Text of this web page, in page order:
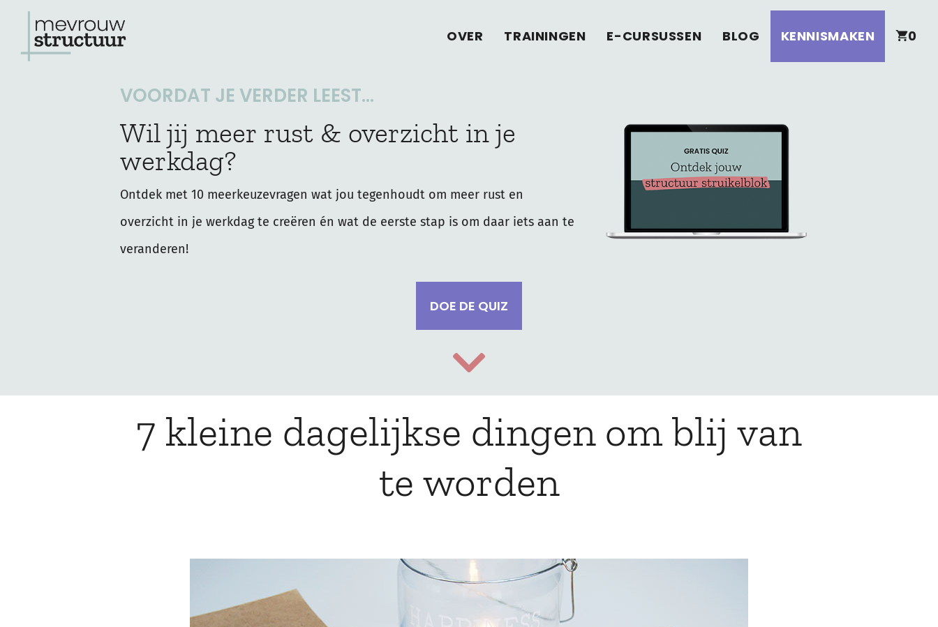
OVER TRAININGEN E-CURSUSSEN BLOG KENNISMAKEN 0
VOORDAT JE VERDER LEEST...
Wil jij meer rust & overzicht in je
werkdag?
Ontdek met 10 meerkeuzevragen wat jou tegenhoudt om meer rust en
overzicht in je werkdag te creëren én wat de eerste stap is om daar iets aan te
veranderen!
DOE DE QUIZ
7 kleine dagelijkse dingen om blij van
te worden